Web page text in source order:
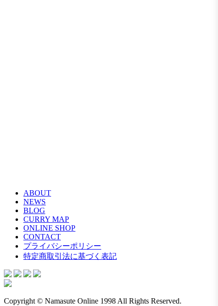
ABOUT
NEWS
BLOG
CURRY MAP
ONLINE SHOP
CONTACT
プライバシーポリシー
特定商取引法に基づく表記
Copyright © Namasute Online 1998 All Rights Reserved.